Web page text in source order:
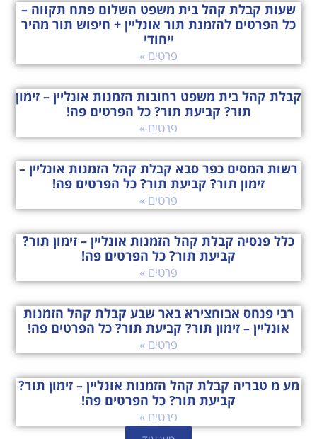
שעות קבלת קהל בית משפט השלום פתח תקווה –
כל הפרטים להזמנת תור אונליין + חיפוש תור מהיר
ייחודי
פרטים »
קבלת קהל בית משפט רחובות הזמנות אונליין – זימון
תור? קביעת תור? כל הפרטים פה!
פרטים »
רשות המסים כפר סבא קבלת קהל הזמנות אונליין –
זימון תור? קביעת תור? כל הפרטים פה!
פרטים »
כלל פנסיה קבלת קהל הזמנות אונליין – זימון תור?
קביעת תור? כל הפרטים פה!
פרטים »
רבי פנחס אבוחצירא באר שבע קבלת קהל הזמנות
אונליין – זימון תור? קביעת תור? כל הפרטים פה!
פרטים »
מע מ טבריה קבלת קהל הזמנות אונליין – זימון תור?
קביעת תור? כל הפרטים פה!
פרטים »